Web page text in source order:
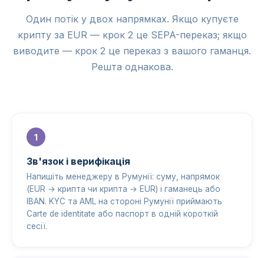
Один потік у двох напрямках. Якщо купуєте
крипту за EUR — крок 2 це SEPA-переказ; якщо
виводите — крок 2 це переказ з вашого гаманця.
Решта однакова.
Зв'язок і верифікація
Напишіть менеджеру в Румунії: суму, напрямок
(EUR → крипта чи крипта → EUR) і гаманець або
IBAN. KYC та AML на стороні Румунії приймають
Carte de identitate або паспорт в одній короткій
сесії.